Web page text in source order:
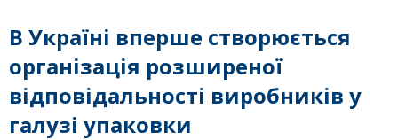
В Україні вперше створюється
організація розширеної
відповідальності виробників у
галузі упаковки